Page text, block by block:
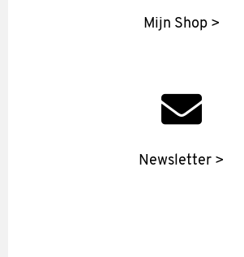
Mijn Shop >
Newsletter >